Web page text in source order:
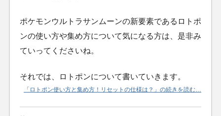
ポケモンウルトラサンムーンの新要素であるロトポ
ンの使い方や集め方について気になる方は、是非み
ていってくださいね。
それでは、ロトポンについて書いていきます。
「ロトポン使い方と集め方！リセットの仕様は？」の続きを読む…